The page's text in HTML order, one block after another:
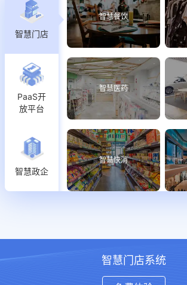
智慧门店
PaaS开
放平台
智慧政企
智慧餐饮
智慧医药
智慧快消
智慧门店系统